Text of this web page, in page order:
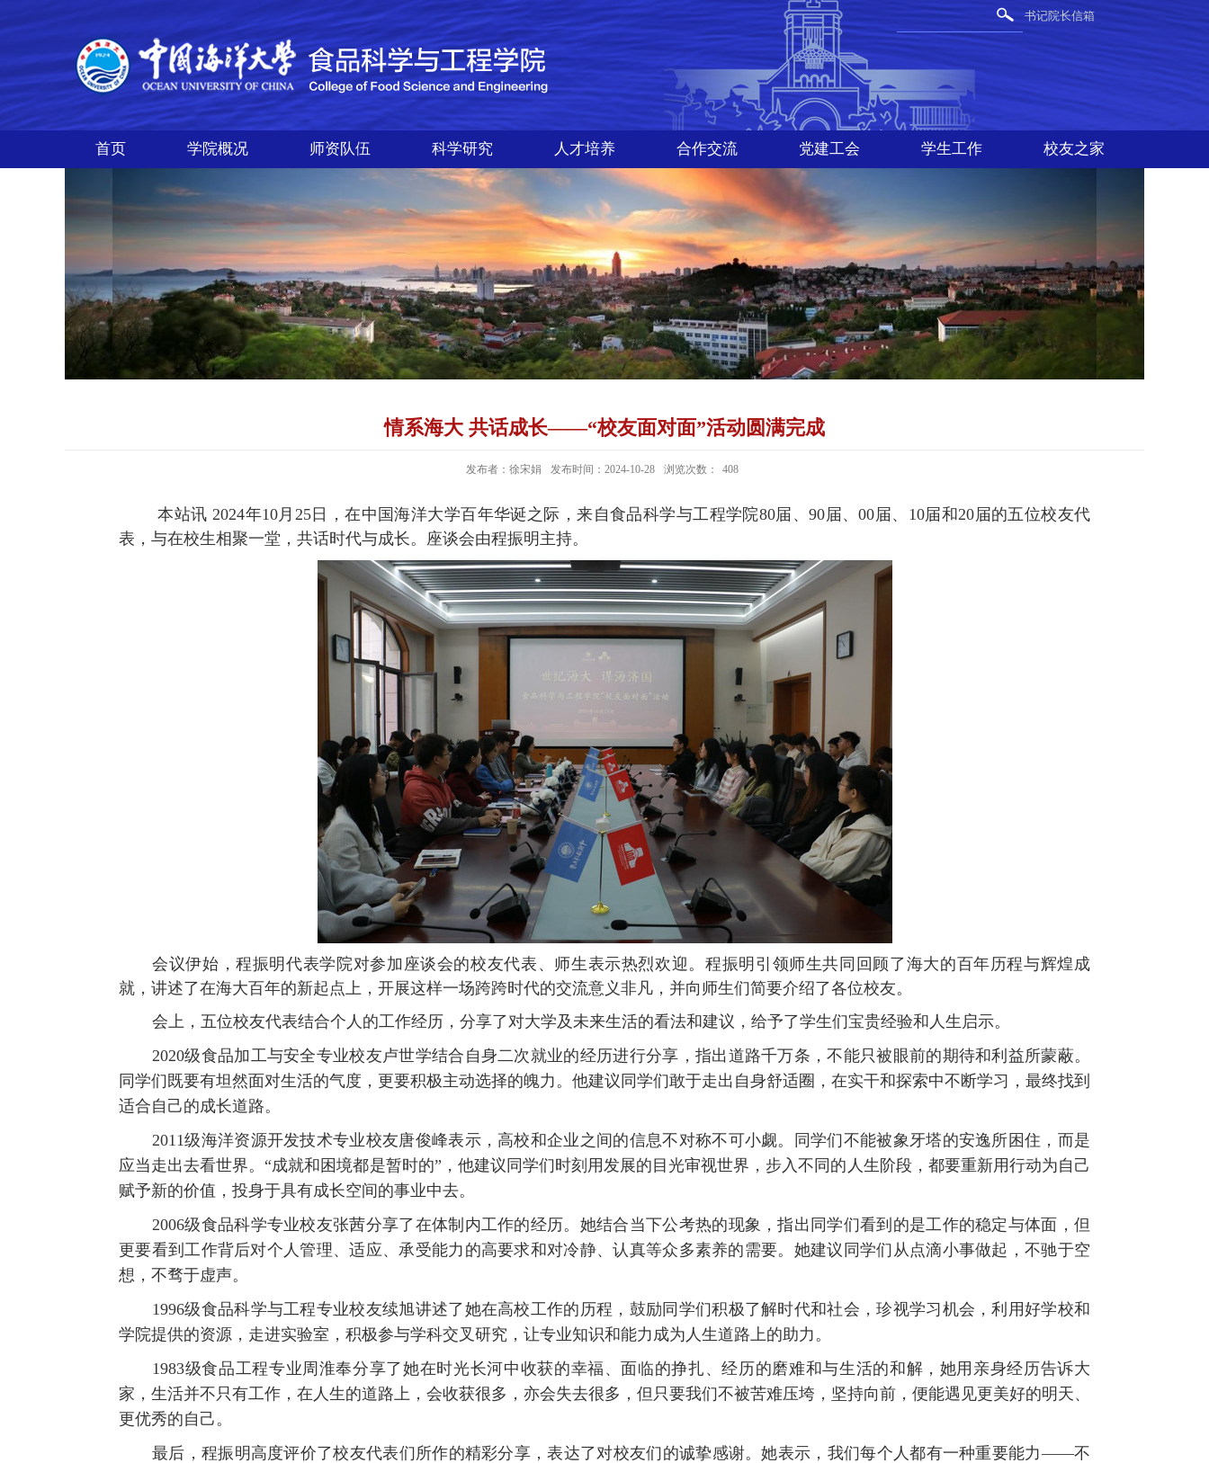
书记院长信箱
首页 学院概况 师资队伍 科学研究 人才培养 合作交流 党建工会 学生工作 校友之家
情系海大 共话成长——“校友面对面”活动圆满完成
发布者：徐宋娟 发布时间：2024-10-28 浏览次数： 408
本站讯 2024年10月 25日，在中国海洋大学百年华诞之际，来自食品科学与工程学院80届、90届、00届、 10届和20届的五位校友代
表，与在校生相聚一堂，共话时代与成长。座谈会由程振明主持。
会议伊始，程振明代表学院对参加座谈会的校友代表、师生表示热烈欢迎。程振明引领师生共同回顾了海大的百年历程与辉煌成
就，讲述了在海大百年的新起点上，开展这样一场跨跨时代的交流意义非凡，并向师生们简要介绍了各位校友。
会上，五位校友代表结合个人的工作经历，分享了对大学及未来生活的看法和建议，给予了学生们宝贵经验和人生启示。
2020级食品加工与安全专业校友卢世学结合自身二次就业的经历进行分享，指出道路千万条，不能只被眼前的期待和利益所蒙蔽。
同学们既要有坦然面对生活的气度，更要积极主动选择的魄力。他建议同学们敢于走出自身舒适圈，在实干和探索中不断学习，最终找到
适合自己的成长道路。
2011级海洋资源开发技术专业校友唐俊峰表示，高校和企业之间的信息不对称不可小觑。同学们不能被象牙塔的安逸所困住，而是
应当走出去看世界。“成就和困境都是暂时的”，他建议同学们时刻用发展的目光审视世界，步入不同的人生阶段，都要重新用行动为自己
赋予新的价值，投身于具有成长空间的事业中去。
2006级食品科学专业校友张茜分享了在体制内工作的经历。她结合当下公考热的现象，指出同学们看到的是工作的稳定与体面，但
更要看到工作背后对个人管理、适应、承受能力的高要求和对冷静、认真等众多素养的需要。她建议同学们从点滴小事做起，不驰于空
想，不骛于虚声。
1996级食品科学与工程专业校友续旭讲述了她在高校工作的历程，鼓励同学们积极了解时代和社会，珍视学习机会，利用好学校和
学院提供的资源，走进实验室，积极参与学科交叉研究，让专业知识和能力成为人生道路上的助力。
1983级食品工程专业周淮奉分享了她在时光长河中收获的幸福、面临的挣扎、经历的磨难和与生活的和解，她用亲身经历告诉大
家，生活并不只有工作，在人生的道路上，会收获很多，亦会失去很多，但只要我们不被苦难压垮，坚持向前，便能遇见更美好的明天、
更优秀的自己。
最后，程振明高度评价了校友代表们所作的精彩分享，表达了对校友们的诚挚感谢。她表示，我们每个人都有一种重要能力——不